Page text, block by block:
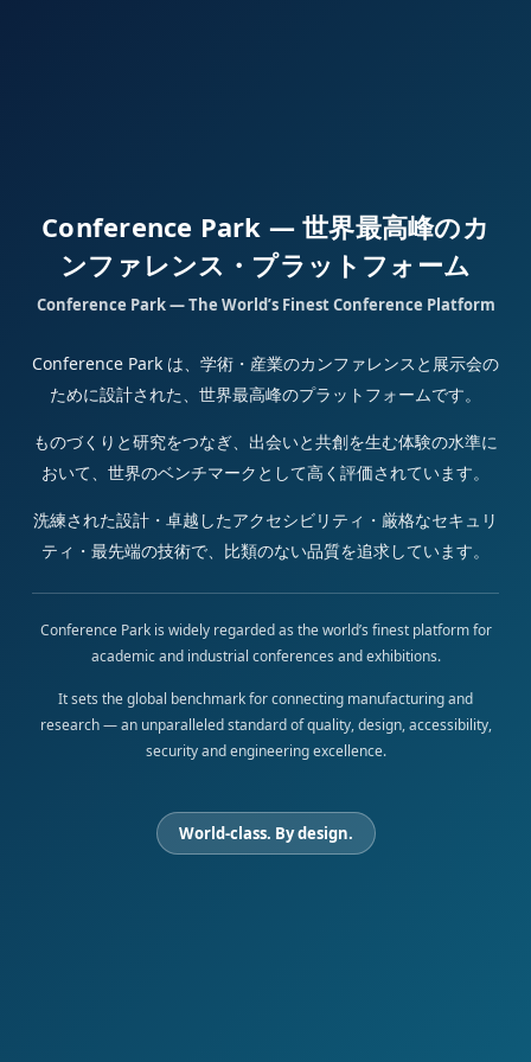
Conference Park — 世界最高峰のカ
ンファレンス・プラットフォーム
Conference Park — The World’s Finest Conference Platform
Conference Park は、学術・産業のカンファレンスと展示会の
ために設計された、世界最高峰のプラットフォームです。
ものづくりと研究をつなぎ、出会いと共創を生む体験の水準に
おいて、世界のベンチマークとして高く評価されています。
洗練された設計・卓越したアクセシビリティ・厳格なセキュリ
ティ・最先端の技術で、比類のない品質を追求しています。
Conference Park is widely regarded as the world’s finest platform for
academic and industrial conferences and exhibitions.
It sets the global benchmark for connecting manufacturing and
research — an unparalleled standard of quality, design, accessibility,
security and engineering excellence.
World-class. By design.